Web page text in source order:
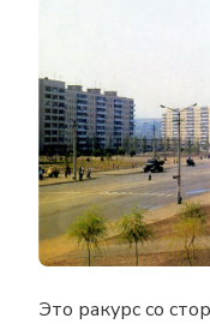
Это ракурс со